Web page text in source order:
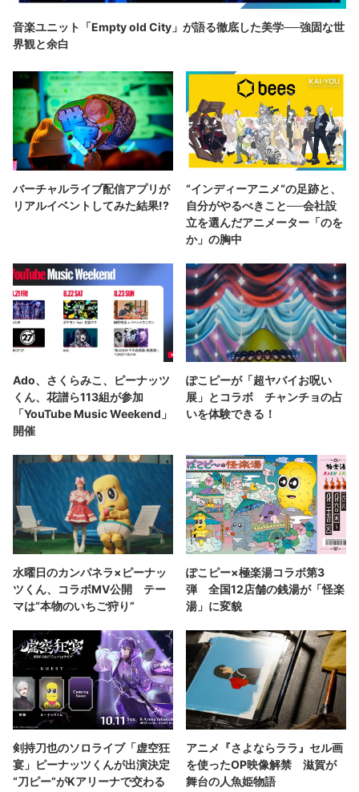
音楽ユニット「Empty old City」が語る徹底した美学──強固な世
界観と余白
バーチャルライブ配信アプリが
リアルイベントしてみた結果!?
“インディーアニメ“の足跡と、
自分がやるべきこと──会社設
立を選んだアニメーター「のを
か」の胸中
Ado、さくらみこ、ピーナッツ
くん、花譜ら113組が参加
「YouTube Music Weekend」
開催
ぽこピーが「超ヤバイお呪い
展」とコラボ チャンチョの占
いを体験できる！
水曜日のカンパネラ×ピーナッ
ツくん、コラボMV公開 テー
マは“本物のいちご狩り”
ぽこピー×極楽湯コラボ第3
弾 全国12店舗の銭湯が「怪楽
湯」に変貌
剣持刀也のソロライブ「虚空狂
宴」ピーナッツくんが出演決定
“刀ピー”がKアリーナで交わる
アニメ『さよならララ』セル画
を使ったOP映像解禁 滋賀が
舞台の人魚姫物語